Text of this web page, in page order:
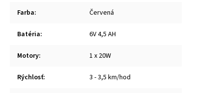
Farba: Červená
Batéria: 6V 4,5 AH
Motory: 1 x 20W
Rýchlosť: 3 - 3,5 km/hod